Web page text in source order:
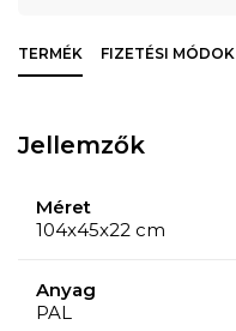
TERMÉK FIZETÉSI MÓDOK
Jellemzők
Méret
104x45x22 cm
Anyag
PAL